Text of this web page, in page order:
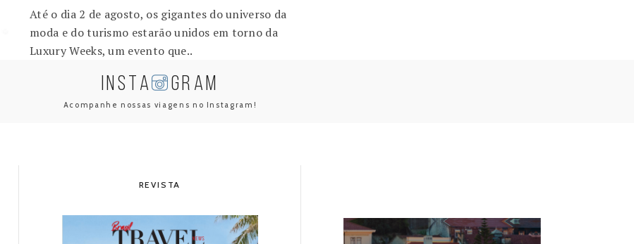
Até o dia 2 de agosto, os gigantes do universo da
moda e do turismo estarão unidos em torno da
Luxury Weeks, um evento que..
INSTA GRAM
Acompanhe nossas viagens no Instagram!
REVISTA